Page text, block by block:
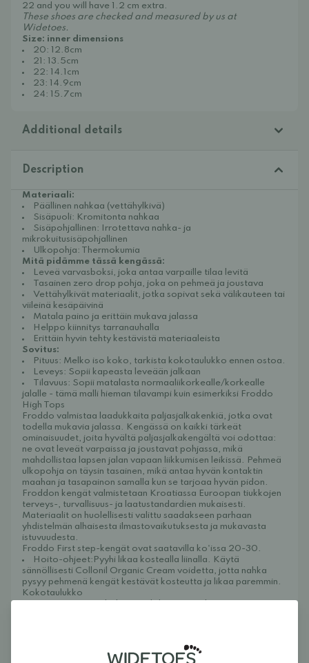
22 and you will have 1.2 cm extra.
These shoes are checked and measured by us at
Widetoes.
Size: inner dimensions
20: 12.8cm
21: 13.5cm
22: 14.1cm
23: 14.9cm
24: 15.7cm
Additional details
Description
Materiaali:
Päällinen nahkaa (vettähylkivä)
Sisäpuoli: Kromitonta nahkaa
Sisäpohjallinen: Irrotettava nahka- ja
mikrokuitusisäpohjallinen
Ulkopohja: Thermokumia
Mitä pidämme tässä kengässä:
Leveä varvasboksi, joka antaa varpaille tilaa levitä
Tasainen zero drop pohja, joka on pehmeä ja joustava
Vettähylkivät materiaalit, jotka sopivat sekä välikauteen tai
viileinä kesäpäivinä
Matala paino ja erittäin mukava jalassa
Helppo kiinnitys tarranauhalla
Erittäin hyvin tehty kestävistä materiaaleista
Sovitus:
Pituus: Melko iso koko, tarkista kokotaulukko ennen ostoa.
Leveys: Sopii kapeasta leveään jalkaan
Tilavuus: Sopii matalasta normaaliikorkealle/korkealle
jalalle - tämä malli hieman tilavampi kuin esimerkiksi Froddo
High Tops
Froddo valmistaa laadukkaita paljasjalkakenkiä, jotka ovat
todella mukavia jalassa. Kengässä on kaikki tärkeät
ominaisuudet, joita hyvältä paljasjalkakengältä voi odottaa:
ne ovat leveät varpaissa ja joustavat pohjassa, mikä
mahdollistaa lapsen jalan vapaan liikkumisen leikissä. Pehmeä
ulkopohja on täysin tasainen, mikä antaa hyvän kontaktin
maahan ja tasapainon samalla kun se tarjoaa hyvän pidon.
Froddon kengät valmistetaan Kroatiassa Euroopan tiukkojen
terveys-, turvallisuus- ja laatustandardien mukaisesti.
Materiaalit on huolellisesti valittu saadakseen parhaan
yhdistelmän alhaisesta ilmastovaikutuksesta ja mukavasta
istuvuudesta.
Froddo First step-kengät ovat saatavilla ko'issa 20-30.
Hoito-ohjeet:Pyyhi likaa kostealla liinalla. Käytä
sännöllisesti Collonil Organic Cream voidetta, jotta nahka
pysyy pehmenä kengät kestävät kosteutta ja likaa paremmin.
Kokotaulukko
saadaksesi oikean koon. Kengän sisämitat näet alla.